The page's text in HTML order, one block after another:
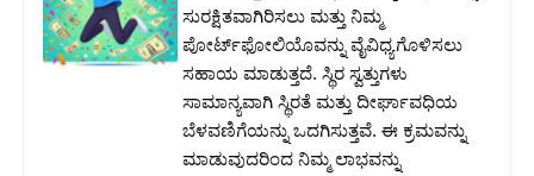
ಸುರಕ್ಷಿತವಾಗಿರಿಸಲು ಮತ್ತು ನಿಮ್ಮ
ಪೋರ್ಟ್‌ಫೋಲಿಯೊವನ್ನು ವೈವಿಧ್ಯಗೊಳಿಸಲು
ಸಹಾಯ ಮಾಡುತ್ತದೆ. ಸ್ಥಿರ ಸ್ವತ್ತುಗಳು
ಸಾಮಾನ್ಯವಾಗಿ ಸ್ಥಿರತೆ ಮತ್ತು ದೀರ್ಘಾವಧಿಯ
ಬೆಳವಣಿಗೆಯನ್ನು ಒದಗಿಸುತ್ತವೆ. ಈ ಕ್ರಮವನ್ನು
ಮಾಡುವುದರಿಂದ ನಿಮ್ಮ ಲಾಭವನ್ನು